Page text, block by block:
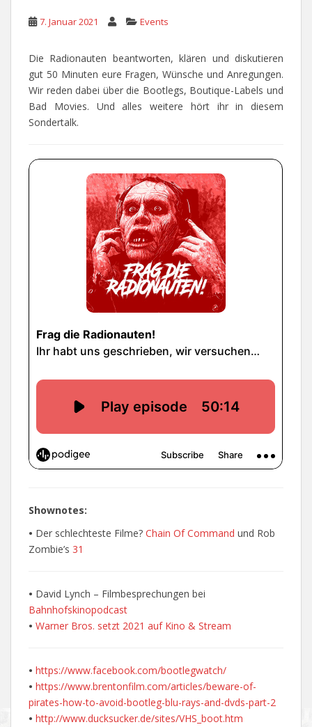
7. Januar 2021 Events
Die Radionauten beantworten, klären und diskutieren
gut 50 Minuten eure Fragen, Wünsche und Anregungen.
Wir reden dabei über die Bootlegs, Boutique-Labels und
Bad Movies. Und alles weitere hört ihr in diesem
Sondertalk.
Shownotes:
• Der schlechteste Filme? Chain Of Command und Rob
Zombie’s 31
• David Lynch – Filmbesprechungen bei
Bahnhofskinopodcast
• Warner Bros. setzt 2021 auf Kino & Stream
• https://www.facebook.com/bootlegwatch/
• https://www.brentonfilm.com/articles/beware-of-
pirates-how-to-avoid-bootleg-blu-rays-and-dvds-part-2
• http://www.ducksucker.de/sites/VHS_boot.htm